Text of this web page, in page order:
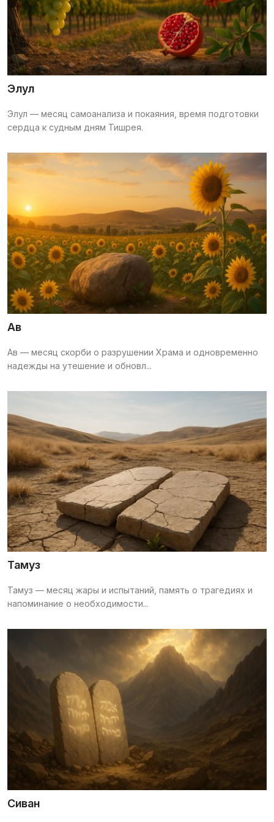
Элул
Элул — месяц самоанализа и покаяния, время подготовки
сердца к судным дням Тишрея.
Ав
Ав — месяц скорби о разрушении Храма и одновременно
надежды на утешение и обновл...
Тамуз
Тамуз — месяц жары и испытаний, память о трагедиях и
напоминание о необходимости...
Сиван